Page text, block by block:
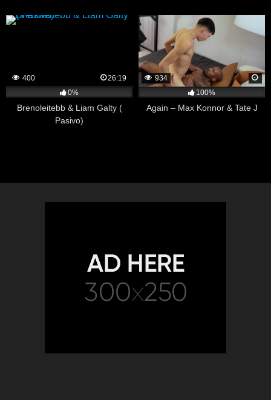
400
26:19
0%
Brenoleitebb & Liam Galty (
Pasivo)
934
100%
Again – Max Konnor & Tate J